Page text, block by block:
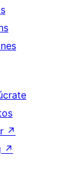
↗
↗